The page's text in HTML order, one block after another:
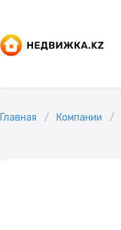
Главная Компании